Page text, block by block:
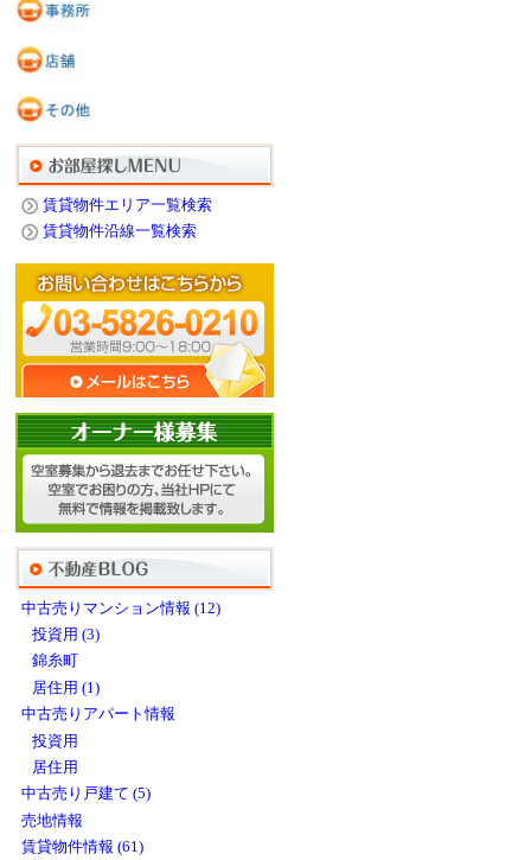
賃貸物件エリア一覧検索
賃貸物件沿線一覧検索
中古売りマンション情報 (12)
投資用 (3)
錦糸町
居住用 (1)
中古売りアパート情報
投資用
居住用
中古売り戸建て (5)
売地情報
賃貸物件情報 (61)